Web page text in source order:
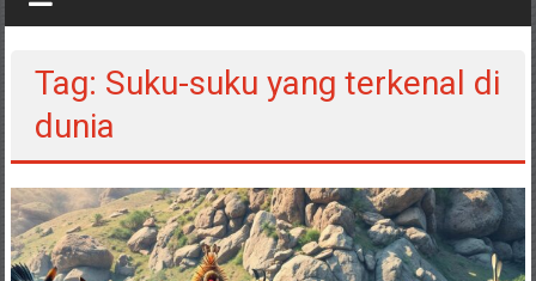
Tag: Suku-suku yang terkenal di
dunia